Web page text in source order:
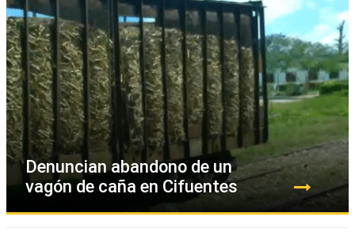
Denuncian abandono de un
vagón de caña en Cifuentes